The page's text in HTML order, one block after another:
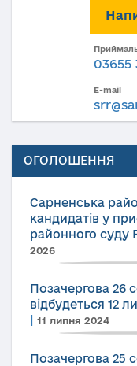
03655
E-mail
ОГОЛОШЕННЯ
Сарненська
кандидатів у
районного суду
2026
Позачергова 26
відбудеться 12
11 липня 2024
Позачергова 25